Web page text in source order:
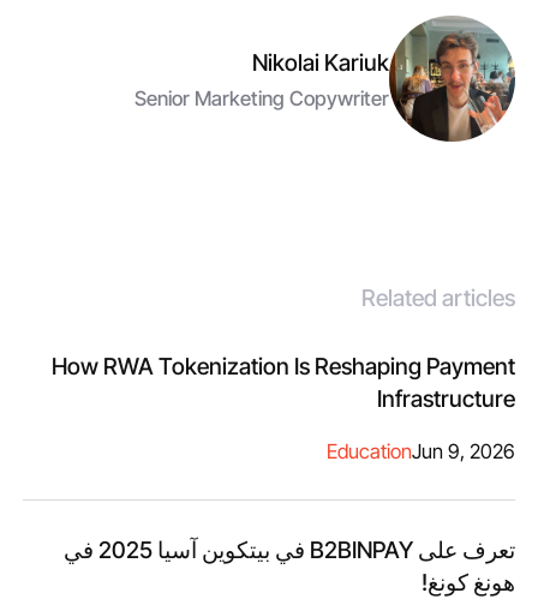
Nikolai Kariuk
Senior Marketing Copywriter
Related articles
How RWA Tokenization Is Reshaping Payment
Infrastructure
Jun 9, 2026
Education
تعرف على B2BINPAY في بيتكوين آسيا 2025 في
هونغ كونغ!